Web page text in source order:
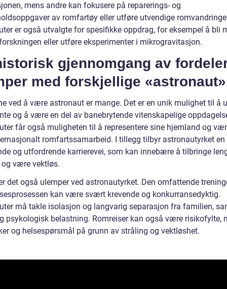
mens andre kan fokusere på reparerings- og
av romfartøy eller utføre utvendige
er også utvalgte for spesifikke oppdrag, for eksempel å bli
eller utføre eksperimenter i mikrogravitasjon.
gjennomgang av
med forskjellige «astronaut»
ved å være astronaut er mange. Det er en unik mulighet til å
og å være en del av banebrytende vitenskapelige
får også muligheten til å representere sine hjemland og
romfartssamarbeid. I tillegg tilbyr astronautyrket en
og utfordrende karrierevei, som kan innebære å tilbringe
være vektløs.
det også ulemper ved astronautyrket. Den omfattende
kan være svært krevende og konkurransedyktig.
må takle isolasjon og langvarig separasjon fra familien,
psykologisk belastning. Romreiser kan også være risikofylte,
og helsespørsmål på grunn av stråling og vektløshet.